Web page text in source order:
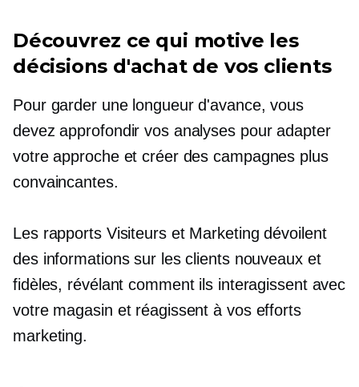
Découvrez ce qui motive les
décisions d'achat de vos clients
Pour garder une longueur d'avance, vous
devez approfondir vos analyses pour adapter
votre approche et créer des campagnes plus
convaincantes.
Les rapports Visiteurs et Marketing dévoilent
des informations sur les clients nouveaux et
fidèles, révélant comment ils interagissent avec
votre magasin et réagissent à vos efforts
marketing.